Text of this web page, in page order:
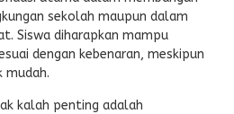
sekolah maupun dalam
Siswa diharapkan mampu
dengan kebenaran, meskipun
mudah.
kalah penting adalah